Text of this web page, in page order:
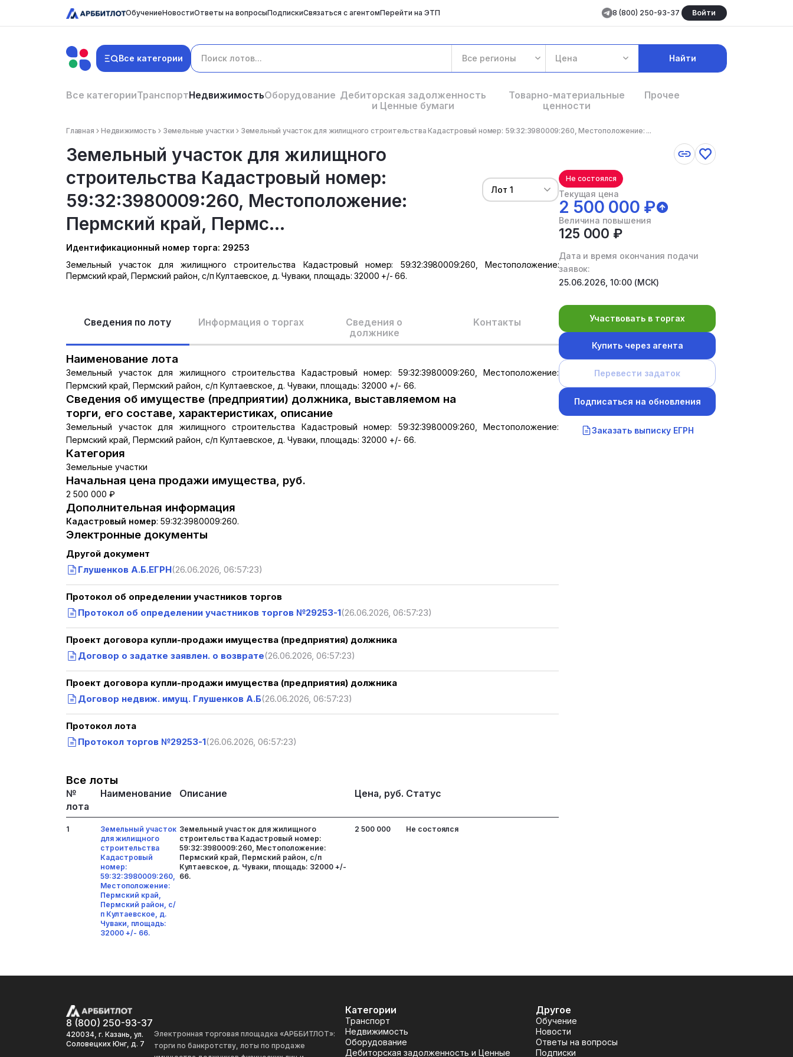
ОбучениеНовостиОтветы на вопросыПодпискиСвязаться с агентомПерейти на ЭТП 8 (800) 250-93-37 Войти
Все категории Все регионы Цена Найти
Все категорииТранспортНедвижимостьОборудование Дебиторская задолженность
и Ценные бумаги
Товарно-материальные
ценности
Прочее
Главная Недвижимость Земельные участки Земельный участок для жилищного строительства Кадастровый номер: 59:32:3980009:260, Местоположение: ...
Земельный участок для жилищного
строительства Кадастровый номер:
59:32:3980009:260, Местоположение:
Пермский край, Пермс...
Лот 1
Идентификационный номер торга: 29253
Земельный участок для жилищного строительства Кадастровый номер: 59:32:3980009:260, Местоположение:
Пермский край, Пермский район, с/п Култаевское, д. Чуваки, площадь: 32000 +/- 66.
Сведения по лоту Информация о торгах
Сведения о
должнике
Kонтакты
Наименование лота
Земельный участок для жилищного строительства Кадастровый номер: 59:32:3980009:260, Местоположение:
Пермский край, Пермский район, с/п Култаевское, д. Чуваки, площадь: 32000 +/- 66.
Сведения об имуществе (предприятии) должника, выставляемом на
торги, его составе, характеристиках, описание
Земельный участок для жилищного строительства Кадастровый номер: 59:32:3980009:260, Местоположение:
Пермский край, Пермский район, с/п Култаевское, д. Чуваки, площадь: 32000 +/- 66.
Категория
Земельные участки
Начальная цена продажи имущества, руб.
2 500 000 ₽
Дополнительная информация
Кадастровый номер: 59:32:3980009:260.
Электронные документы
Другой документ
Глушенков А.Б.ЕГРН(26.06.2026, 06:57:23)
Протокол об определении участников торгов
Протокол об определении участников торгов №29253-1(26.06.2026, 06:57:23)
Проект договора купли-продажи имущества (предприятия) должника
Договор о задатке заявлен. о возврате(26.06.2026, 06:57:23)
Проект договора купли-продажи имущества (предприятия) должника
Договор недвиж. имущ. Глушенков А.Б(26.06.2026, 06:57:23)
Протокол лота
Протокол торгов №29253-1(26.06.2026, 06:57:23)
Все лоты
№
лота
Наименование Описание Цена, руб. Статус
1
Земельный участок
для жилищного
строительства
Кадастровый
номер:
59:32:3980009:260,
Местоположение:
Пермский край,
Пермский район, с/
п Култаевское, д.
Чуваки, площадь:
32000 +/- 66.
Земельный участок для жилищного
строительства Кадастровый номер:
59:32:3980009:260, Местоположение:
Пермский край, Пермский район, с/п
Култаевское, д. Чуваки, площадь: 32000 +/-
66.
2 500 000 Не состоялся
Не состоялся
Текущая цена
2 500 000 ₽
Величина повышения
125 000 ₽
Дата и время окончания подачи
заявок:
25.06.2026, 10:00 (МСК)
Участвовать в торгах
Купить через агента
Перевести задаток
Подписаться на обновления
Заказать выписку ЕГРН
8 (800) 250-93-37
420034, г. Казань, ул.
Соловецких Юнг, д. 7
Электронная торговая площадка «АРББИТЛОТ»:
торги по банкротству, лоты по продаже
Категории
Транспорт
Недвижимость
Оборудование
Дебиторская задолженность и Ценные
Другое
Обучение
Новости
Ответы на вопросы
Подписки